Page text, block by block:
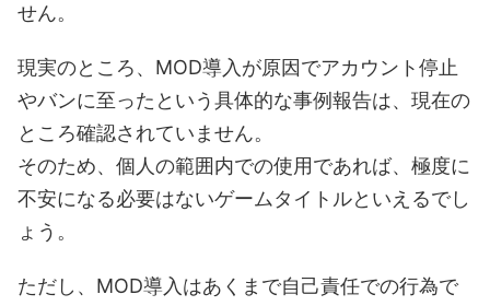
せん。
現実のところ、MOD導入が原因でアカウント停止
やバンに至ったという具体的な事例報告は、現在の
ところ確認されていません。
そのため、個人の範囲内での使用であれば、極度に
不安になる必要はないゲームタイトルといえるでし
ょう。
ただし、MOD導入はあくまで自己責任での行為で